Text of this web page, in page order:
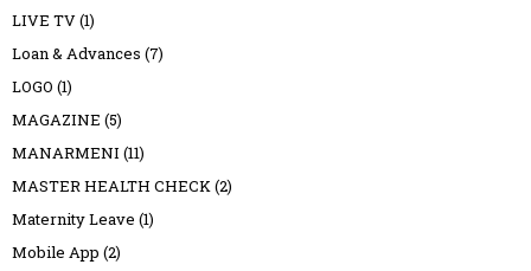
LIVE TV(1)
Loan & Advances (7)
LOGO (1)
MAGAZINE (5)
MANARMENI (11)
MASTER HEALTH CHECK(2)
Maternity Leave (1)
Mobile App (2)